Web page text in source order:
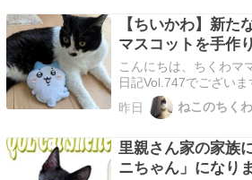
洗車場まで行く必要
に洗車できない…
【ちいかわ】新た
マスコットを手作
こんにちは、ちくわ
日記Vol.747でござい
最近の出来事 最近の
ってみたい❗」と思う
頑張ってみようかな”
昨日 ねこのちくわ
里親さん家の家族
ニちゃん」になり